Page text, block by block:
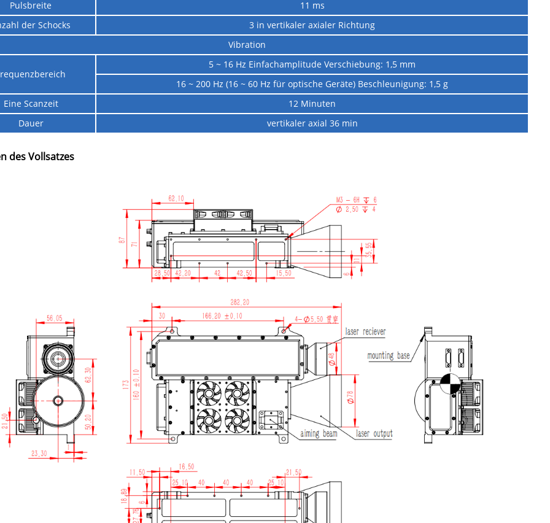
Pulsbreite
11 ms
der Schocks
3 in vertikaler axialer Richtung
Vibration
5 ~ 16 Hz Einfachamplitude Verschiebung: 1,5 mm
16 ~ 200 Hz (16 ~ 60 Hz für optische Geräte) Beschleunigung: 1,5 g
Eine Scanzeit
12 Minuten
Dauer
vertikaler axial 36 min
des Vollsatzes